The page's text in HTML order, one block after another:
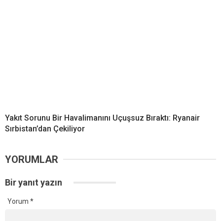
Yakıt Sorunu Bir Havalimanını Uçuşsuz Bıraktı: Ryanair
Sırbistan’dan Çekiliyor
YORUMLAR
Bir yanıt yazın
Yorum *